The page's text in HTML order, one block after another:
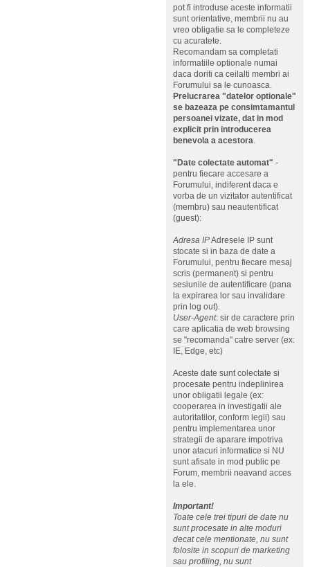
pot fi introduse aceste informatii
sunt orientative, membrii nu au
vreo obligatie sa le completeze
cu acuratete.
Recomandam sa completati
informatiile optionale numai
daca doriti ca ceilalti membri ai
Forumului sa le cunoasca.
Prelucrarea "datelor optionale"
se bazeaza pe consimtamantul
persoanei vizate, dat in mod
explicit prin introducerea
benevola a acestora.
"Date colectate automat" -
pentru fiecare accesare a
Forumului, indiferent daca e
vorba de un vizitator autentificat
(membru) sau neautentificat
(guest):
Adresa IPAdresele IP sunt
stocate si in baza de date a
Forumului, pentru fiecare mesaj
scris (permanent) si pentru
sesiunile de autentificare (pana
la expirarea lor sau invalidare
prin log out).
User-Agent: sir de caractere prin
care aplicatia de web browsing
se "recomanda" catre server (ex:
IE, Edge, etc)
Aceste date sunt colectate si
procesate pentru indeplinirea
unor obligatii legale (ex:
cooperarea in investigatii ale
autoritatilor, conform legii) sau
pentru implementarea unor
strategii de aparare impotriva
unor atacuri informatice si NU
sunt afisate in mod public pe
Forum, membrii neavand acces
la ele.
Important!
Toate cele trei tipuri de date nu
sunt procesate in alte moduri
decat cele mentionate, nu sunt
folosite in scopuri de marketing
sau profiling, nu sunt